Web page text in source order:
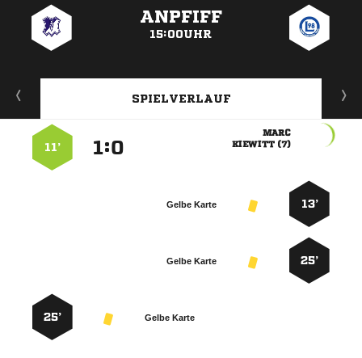
ANPFIFF
15:00UHR
SPIELVERLAUF

 
:
11’
13’
Gelbe Karte
25’
Gelbe Karte
Gelbe Karte
25’